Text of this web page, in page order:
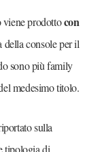
viene prodottocon
della console per il
sono più family
medesimo titolo.
sulla
tipologia di